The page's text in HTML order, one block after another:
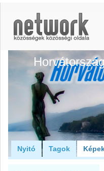
Nyitó Tagok